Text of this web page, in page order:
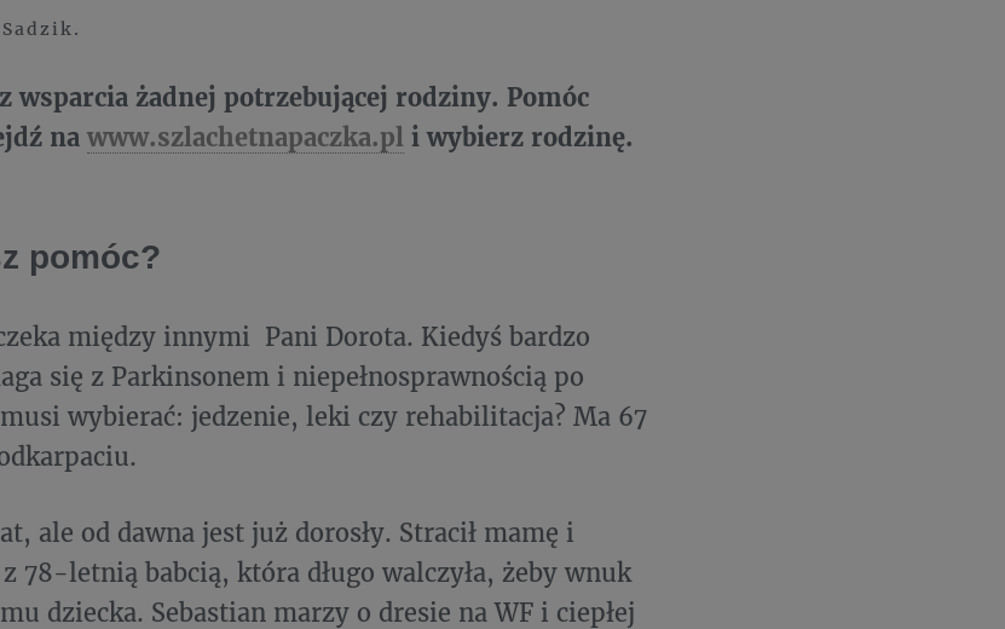
wsparcia żadnej potrzebującej rodziny. Pomóc
na www.szlachetnapaczka.pl i wybierz rodzinę.
pomóc?
między innymi Pani Dorota. Kiedyś bardzo
się z Parkinsonem i niepełnosprawnością po
wybierać: jedzenie, leki czy rehabilitacja? Ma 67
ale od dawna jest już dorosły. Stracił mamę i
78-letnią babcią, która długo walczyła, żeby wnuk
dziecka. Sebastian marzy o dresie na WF i ciepłej